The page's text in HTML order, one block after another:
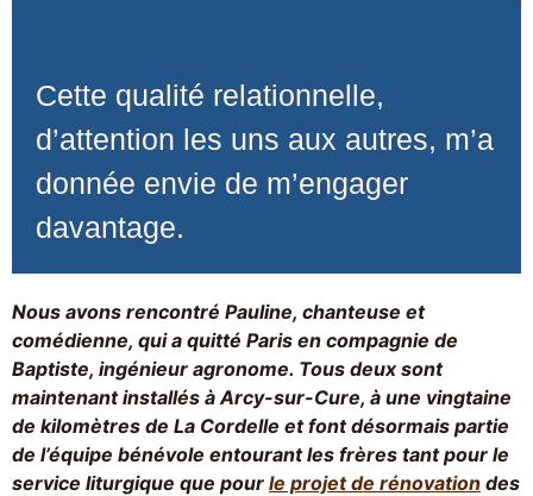
Cette qualité relationnelle,
d’attention les uns aux autres, m’a
donnée envie de m’engager
davantage.
Nous avons rencontré Pauline, chanteuse et
comédienne, qui a quitté Paris en compagnie de
Baptiste, ingénieur agronome. Tous deux sont
maintenant installés à Arcy-sur-Cure, à une vingtaine
de kilomètres de La Cordelle et font désormais partie
de l’équipe bénévole entourant les frères tant pour le
service liturgique que pour le projet de rénovation des